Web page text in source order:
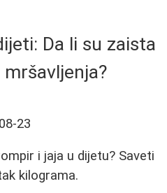
Da li su zaista
23
i jaja u dijetu? Saveti
kilograma.